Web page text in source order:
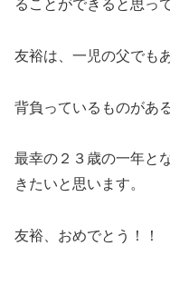
ることができると思っ
友裕は、一児の父でも
背負っているものがあ
最幸の２３歳の一年と
きたいと思います。
友裕、おめでとう！！